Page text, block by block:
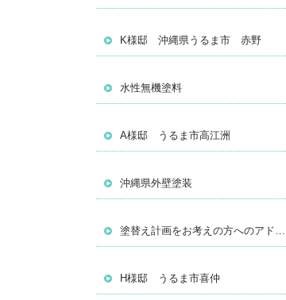
K様邸 沖縄県うるま市 赤野
水性無機塗料
A様邸 うるま市高江洲
沖縄県外壁塗装
塗替え計画をお考えの方へのアドバイス
H様邸 うるま市喜仲